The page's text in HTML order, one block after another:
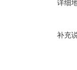
详细
补充